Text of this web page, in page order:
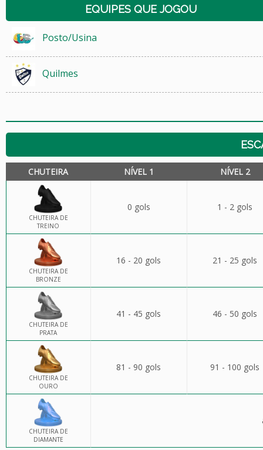
EQUIPES QUE JOGOU
Posto/Usina
Quilmes
CHUTEIRA NÍVEL 1 NÍVEL 2
CHUTEIRA DE
TREINO
0 gols 1 - 2 gols
CHUTEIRA DE
BRONZE
16 - 20 gols 21 - 25 gols
CHUTEIRA DE
PRATA
41 - 45 gols 46 - 50 gols
CHUTEIRA DE
OURO
81 - 90 gols 91 - 100 gols
CHUTEIRA DE
DIAMANTE